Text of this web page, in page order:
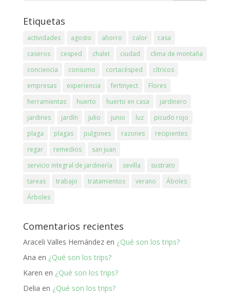
Etiquetas
actividades agosto ahorro calor
casa
caseros
cesped chalet ciudad
clima de montaña
conciencia
consumo cortacésped
cítricos
empresas
experiencia fertinyect
Flores
herramientas
huerto huerto en casa
jardinero
jardines
jardín julio junio luz
picudo rojo
plaga
plagas pulgones razones
recipientes
regar
remedios
san juan
servicio integral de jardinería
sevilla
sustrato
tareas
trabajo tratamientos verano
Áboles
Árboles
Comentarios recientes
Araceli Valles Hernándezen ¿Qué son los trips?
Ana en ¿Qué son los trips?
Karen en ¿Qué son los trips?
Delia en ¿Qué son los trips?